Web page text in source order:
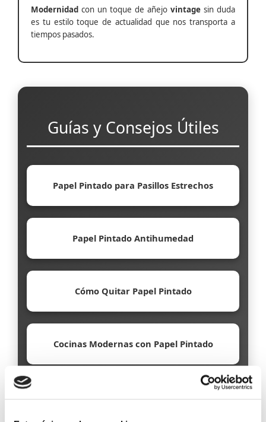
Modernidad con un toque de añejo vintage sin duda
es tu estilo toque de actualidad que nos transporta a
tiempos pasados.
Guías y Consejos Útiles
Papel Pintado para Pasillos Estrechos
Papel Pintado Antihumedad
Cómo Quitar Papel Pintado
Cocinas Modernas con Papel Pintado
Papel Pintado Ecológico